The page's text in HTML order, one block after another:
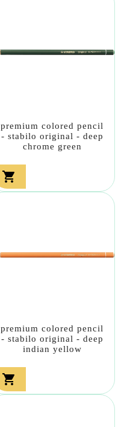
premium colored pencil
- stabilo original - deep
chrome green

premium colored pencil
- stabilo original - deep
indian yellow
